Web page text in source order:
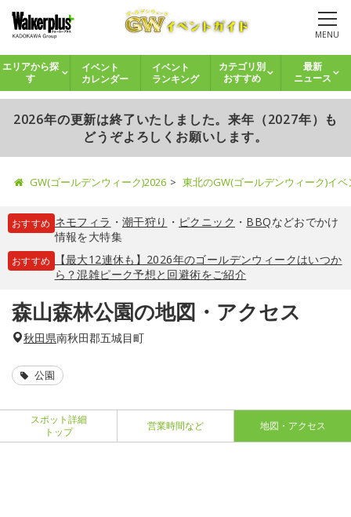
MENU
エリアから探
す
イベント
カレンダー
イベント
ランキング
カテゴリ別
おすすめ
最新
ニュース
2026年の更新は終了いたしました。来年（2027年）も
どうぞよろしくお願いします。
GW(ゴールデンウィーク)2026 東北のGW(ゴールデンウィーク)イ
おすすめ ネモフィラ ・ 潮干狩り ・ ピクニック ・ BBQなどおでかけ
情報を大特集
おすすめ
【最大12連休も】2026年のゴールデンウィークはいつか
ら？混雑ピーク予想と回避術をご紹介
森山森林公園の地図・アクセス
秋田県南秋田郡五城目町
公園
スポット詳細
トップ
営業時間など 地図・アクセス